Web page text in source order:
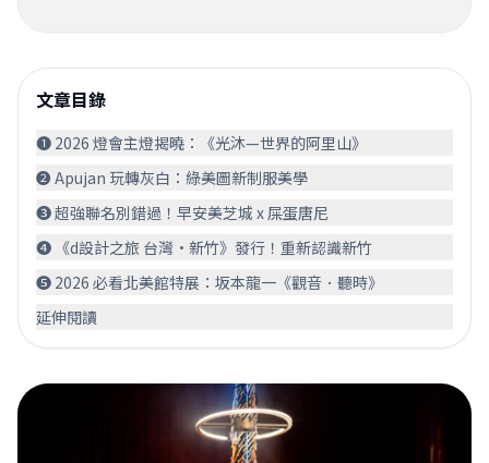
文章目錄
❶ 2026 燈會主燈揭曉：《光沐—世界的阿里山》
❷ Apujan 玩轉灰白：綠美圖新制服美學
❸ 超強聯名別錯過！早安美芝城 x 屎蛋唐尼
❹ 《d設計之旅 台灣·新竹》發行！重新認識新竹
❺ 2026 必看北美館特展：坂本龍一《觀音．聽時》
延伸閱讀